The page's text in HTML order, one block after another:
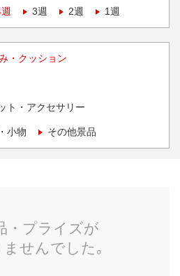
3週 2週 1週
・クッション
ト・アクセサリー
小物 その他景品